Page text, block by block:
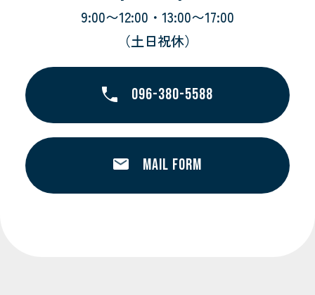
9:00〜12:00・13:00〜17:00
（土日祝休）
096-380-5588
MAIL FORM